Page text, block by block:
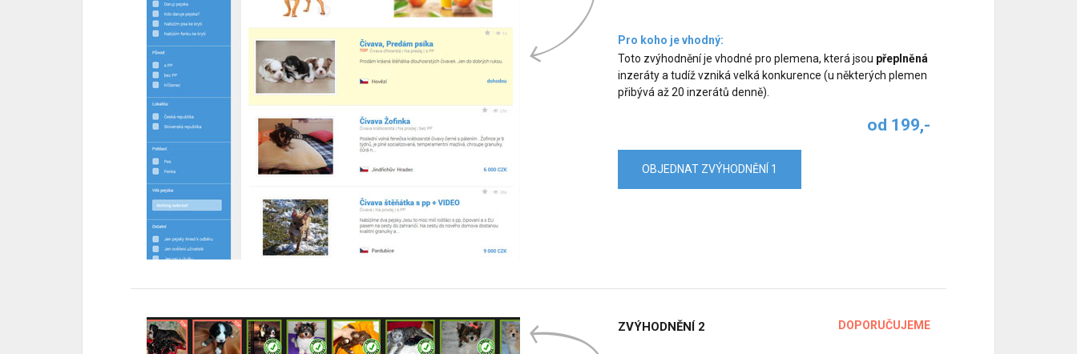
Pro koho je vhodný:
Toto zvýhodnění je vhodné pro plemena, která jsou přeplněná
inzeráty a tudíž vzniká velká konkurence (u některých plemen
přibývá až 20 inzerátů denně).
od 199,-
OBJEDNAT ZVÝHODNĚNÍ 1
ZVÝHODNĚNÍ 2 DOPORUČUJEME